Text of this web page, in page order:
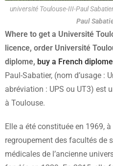
université Toulouse-III-Paul
Paul
Where to get a Université
licence, order Université
diplome, buy a French diplome
Paul-Sabatier, (nom d’usage :
abréviation : UPS ou UT3) est
à Toulouse.
Elle a été constituée en 1969,
regroupement des facultés de
médicales de l’ancienne